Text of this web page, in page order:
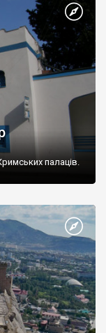
палаців.